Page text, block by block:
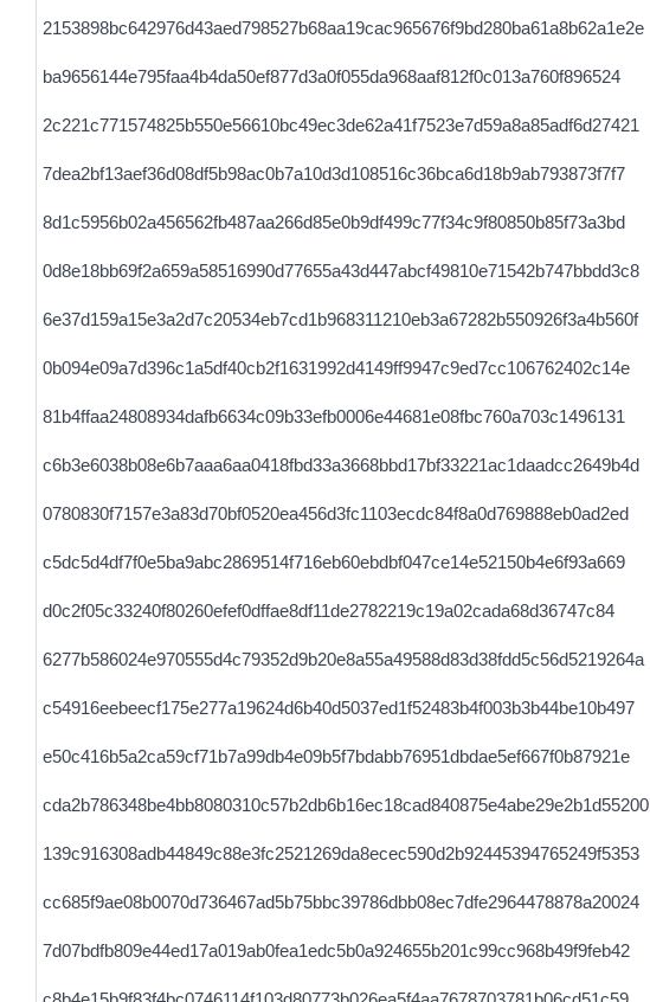
2153898bc642976d43aed798527b68aa19cac965676f9bd280ba61a8b62a1e2e
ba9656144e795faa4b4da50ef877d3a0f055da968aaf812f0c013a760f896524
2c221c771574825b550e56610bc49ec3de62a41f7523e7d59a8a85adf6d27421
7dea2bf13aef36d08df5b98ac0b7a10d3d108516c36bca6d18b9ab793873f7f7
8d1c5956b02a456562fb487aa266d85e0b9df499c77f34c9f80850b85f73a3bd
0d8e18bb69f2a659a58516990d77655a43d447abcf49810e71542b747bbdd3c8
6e37d159a15e3a2d7c20534eb7cd1b968311210eb3a67282b550926f3a4b560f
0b094e09a7d396c1a5df40cb2f1631992d4149ff9947c9ed7cc106762402c14e
81b4ffaa24808934dafb6634c09b33efb0006e44681e08fbc760a703c1496131
c6b3e6038b08e6b7aaa6aa0418fbd33a3668bbd17bf33221ac1daadcc2649b4d
0780830f7157e3a83d70bf0520ea456d3fc1103ecdc84f8a0d769888eb0ad2ed
c5dc5d4df7f0e5ba9abc2869514f716eb60ebdbf047ce14e52150b4e6f93a669
d0c2f05c33240f80260efef0dffae8df11de2782219c19a02cada68d36747c84
6277b586024e970555d4c79352d9b20e8a55a49588d83d38fdd5c56d5219264a
c54916eebeecf175e277a19624d6b40d5037ed1f52483b4f003b3b44be10b497
e50c416b5a2ca59cf71b7a99db4e09b5f7bdabb76951dbdae5ef667f0b87921e
cda2b786348be4bb8080310c57b2db6b16ec18cad840875e4abe29e2b1d55200
139c916308adb44849c88e3fc2521269da8ecec590d2b92445394765249f5353
cc685f9ae08b0070d736467ad5b75bbc39786dbb08ec7dfe2964478878a20024
7d07bdfb809e44ed17a019ab0fea1edc5b0a924655b201c99cc968b49f9feb42